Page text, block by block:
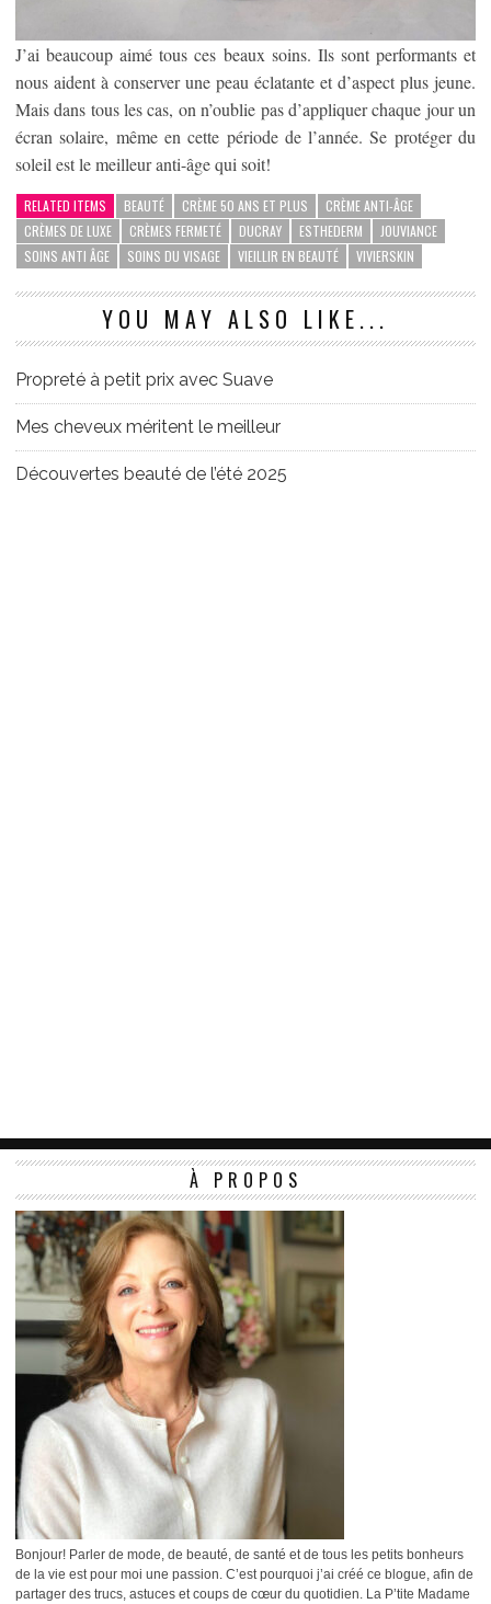
J’ai beaucoup aimé tous ces beaux soins. Ils sont performants et
nous aident à conserver une peau éclatante et d’aspect plus jeune.
Mais dans tous les cas, on n’oublie pas d’appliquer chaque jour un
écran solaire, même en cette période de l’année. Se protéger du
soleil est le meilleur anti-âge qui soit!
RELATED ITEMS BEAUTÉ CRÈME 50 ANS ET PLUS
CRÈME ANTI-ÂGE
CRÈMES DE LUXE
CRÈMES FERMETÉ DUCRAY ESTHEDERM
JOUVIANCE
SOINS ANTI ÂGE
SOINS DU VISAGE VIEILLIR EN BEAUTÉ VIVIERSKIN
YOU MAY ALSO LIKE...
Propreté à petit prix avec Suave
Mes cheveux méritent le meilleur
Découvertes beauté de l’été 2025
À PROPOS
Bonjour! Parler de mode, de beauté, de santé et de tous les petits bonheurs
de la vie est pour moi une passion. C’est pourquoi j’ai créé ce blogue, afin de
partager des trucs, astuces et coups de cœur du quotidien. La P’tite Madame